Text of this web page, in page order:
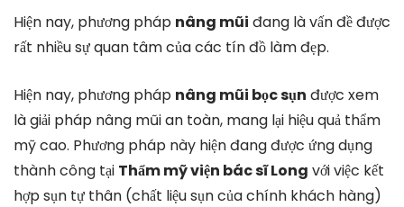
Hiện nay, phương pháp nâng mũi đang là vấn đề được
rất nhiều sự quan tâm của các tín đồ làm đẹp.
Hiện nay, phương pháp nâng mũi bọc sụn được xem
là giải pháp nâng mũi an toàn, mang lại hiệu quả thẩm
mỹ cao. Phương pháp này hiện đang được ứng dụng
thành công tại Thẩm mỹ viện bác sĩ Long với việc kết
hợp sụn tự thân (chất liệu sụn của chính khách hàng)